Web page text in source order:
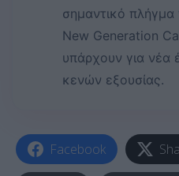
σημαντικό πλήγμα
New Generation
υπάρχουν για νέα
κενών εξουσίας.
Facebook